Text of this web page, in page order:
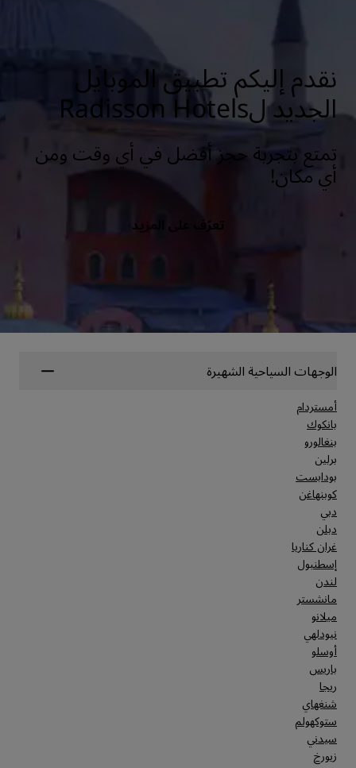
نقدم إليكم تطبيق الموبايل
الجديد لRadisson Hotels
تمتع بتجربة حجز أفضل في أي وقت ومن
أي مكان!
تعرّف على المزيد
الوجهات السياحية الشهيرة
أمستردام
بانكوك
بنغالورو
برلين
بودابست
كوبنهاغن
دبي
دبلن
غران كناريا
إسطنبول
لندن
مانشستر
ميلانو
نيودلهي
أوسلو
باريس
ريجا
شنغهاي
ستوكهولم
سيدني
زيورخ